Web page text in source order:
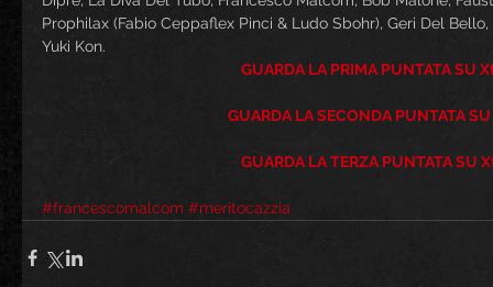
Prophilax (Fabio Ceppaflex Pinci & Ludo Sbohr), Geri Del
Yuki Kon.
GUARDA LA PRIMA PUNTATA SU
GUARDA LA SECONDA PUNTATA
GUARDA LA TERZA PUNTATA SU
#francescomalcom #meritocazzia